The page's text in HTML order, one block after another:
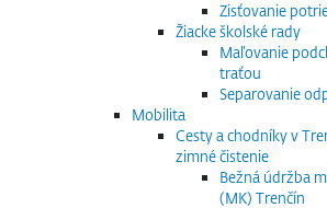
Zisťovanie
Žiacke školské rady
Maľovanie
traťou
Separovanie
Mobilita
Cesty a chodníky v
zimné čistenie
Bežná údržba
(MK) Trenčín